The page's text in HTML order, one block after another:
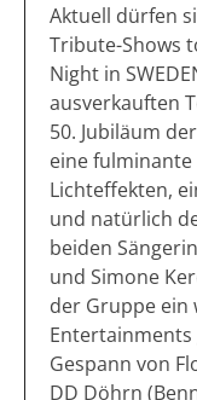
Aktuell dürfen
Tribute-Shows
Night in
ausverkauften
50. Jubiläum
eine
Lichteffekten,
und natürlich
beiden
und Simone
der Gruppe ein
Gespann von
DD Döhrn